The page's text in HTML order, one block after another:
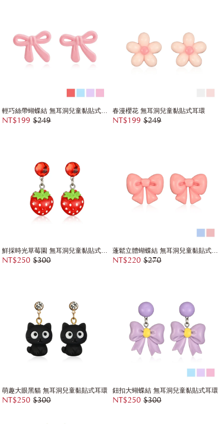
NT$199 $249
春漫櫻花 無耳洞兒童黏貼式耳環
NT$199 $249
鮮採時光草莓園 無耳洞兒童黏貼式耳環
NT$250 $300
蓬鬆立體蝴蝶結 無耳洞兒童黏貼式耳環
NT$220 $270
萌趣大眼黑貓 無耳洞兒童黏貼式耳環
NT$250 $300
鈕扣大蝴蝶結 無耳洞兒童黏貼式耳環
NT$250 $300